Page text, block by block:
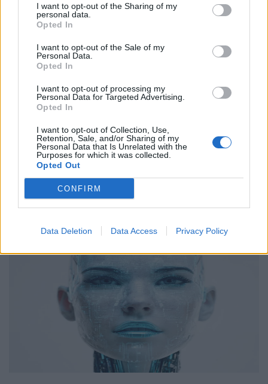
I want to opt-out of the Sharing of my
personal data.
Opted In
I want to opt-out of the Sale of my
Personal Data.
Opted In
I want to opt-out of processing my
Personal Data for Targeted Advertising.
Opted In
I want to opt-out of Collection, Use,
Retention, Sale, and/or Sharing of my
Personal Data that Is Unrelated with the
Purposes for which it was collected.
Opted Out
CONFIRM
Data Deletion Data Access Privacy Policy
Internet
MagentaONE Business: Η COSMOTE
TELEKOM ενώνει συνδεσιμότητα, ασφάλεια
και παραγωγικότητα σε μία πλατφόρμα
04.06.26
Σε μια εποχή όπου η συνδεσιμότητα είναι εξίσου κρίσιμη με
την ηλεκτροδότηση, το MagentaONE Business φέρνει
υπηρεσίες, εργαλεία και εκπτώσεις κάτω από την ίδια ψηφιακή